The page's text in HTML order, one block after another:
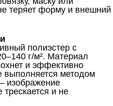
теряет форму и внешний
полиэстер с
г/м². Материал
и эффективно
выполняется методом
изображение
трескается и не